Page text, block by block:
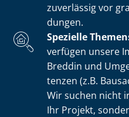
zuverlässig vor
dun­gen.
Spezielle
verfügen unsere
Breddin und
ten­zen (z.B.
Wir suchen nicht
Ihr Projekt,